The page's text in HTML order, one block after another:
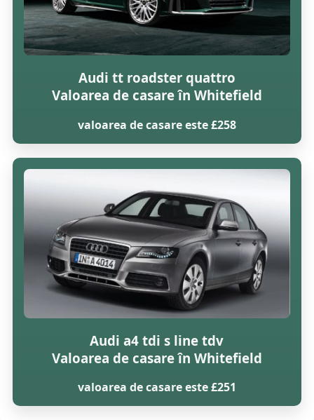
Audi tt roadster quattro
Valoarea de casare în Whitefield
valoarea de casare este £258
Audi a4 tdi s line tdv
Valoarea de casare în Whitefield
valoarea de casare este £251